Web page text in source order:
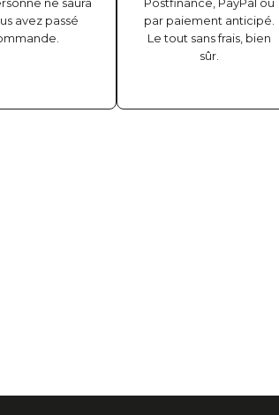
avez passé
par paiement anticipé.
Le tout sans frais, bien
sûr.